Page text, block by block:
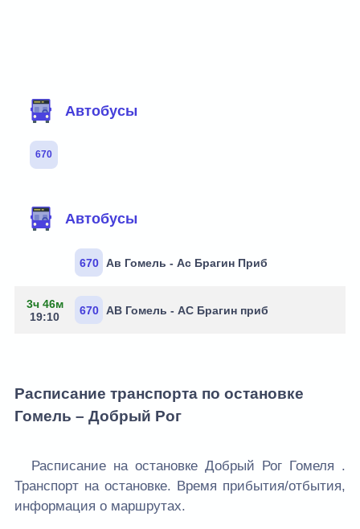
Автобусы
670
Автобусы
670 Ав Гомель - Ас Брагин Приб
3ч 46м
19:10
670 АВ Гомель - АС Брагин приб
Расписание транспорта по остановке
Гомель – Добрый Рог
Расписание на остановке Добрый Рог Гомеля .
Транспорт на остановке. Время прибытия/отбытия,
информация о маршрутах.